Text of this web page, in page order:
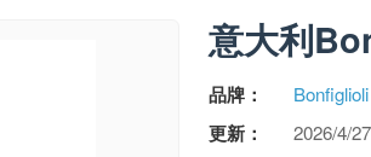
意大利
品牌： Bonfiglioli
更新： 2026/4/27